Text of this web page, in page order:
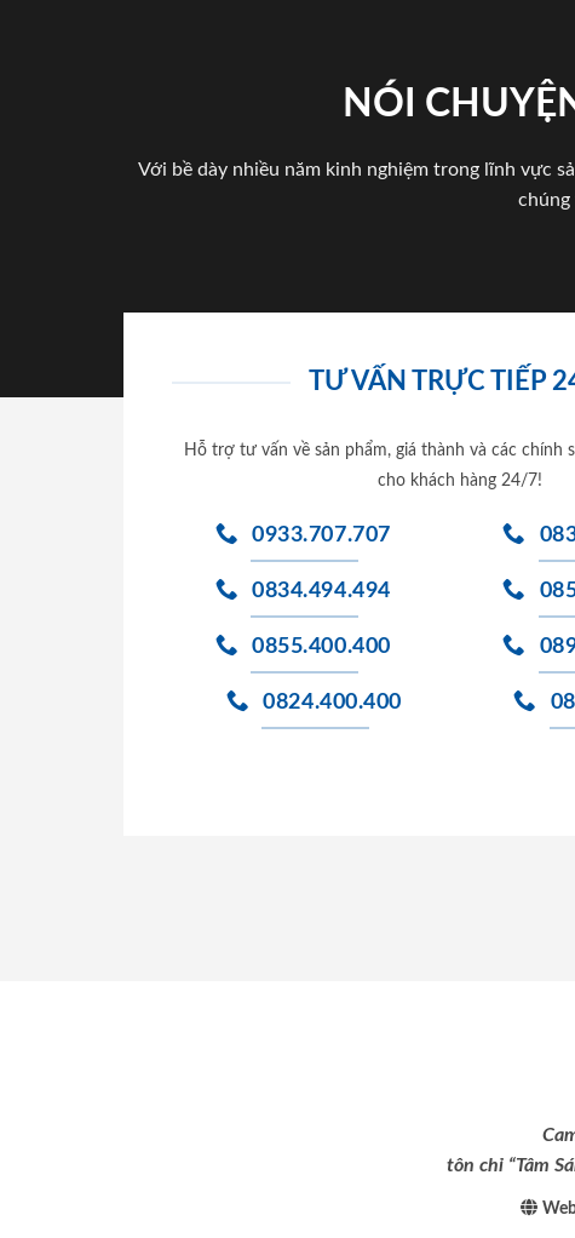
NÓI
Với bề dày nhiều năm kinh nghiệm trong lĩnh vực
chúng
TƯ VẤN TRỰC TIẾP
Hỗ trợ tư vấn về sản phẩm, giá thành và các chính
cho khách hàng 24/7!
0933.707.707
0834.494.494
0855.400.400
0824.400.400
tôn chỉ “Tâm